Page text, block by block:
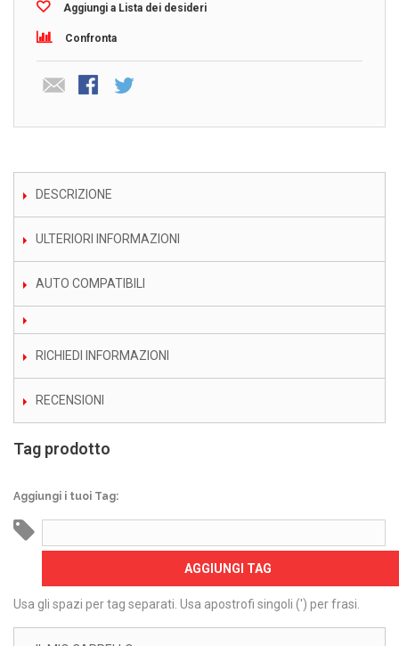
Aggiungi a Lista dei desideri
Confronta
DESCRIZIONE
ULTERIORI INFORMAZIONI
AUTO COMPATIBILI
RICHIEDI INFORMAZIONI
RECENSIONI
Tag prodotto
Aggiungi i tuoi Tag:
AGGIUNGI TAG
Usa gli spazi per tag separati. Usa apostrofi singoli (') per frasi.